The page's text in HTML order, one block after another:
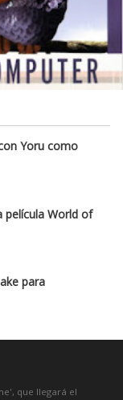
Yoru como
película World of
para
que llegará el